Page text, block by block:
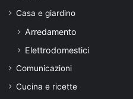
Casa e giardino
Arredamento
Elettrodomestici
Comunicazioni
Cucina e ricette